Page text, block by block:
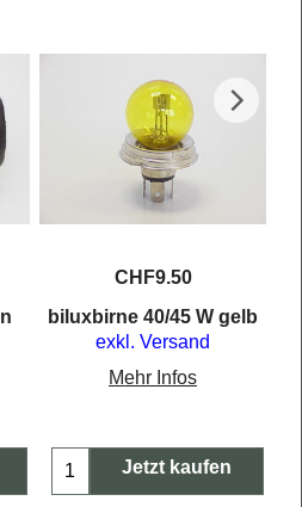
CHF9.50
biluxbirne 40/45 W gelb
exkl. Versand
Mehr Infos
Jetzt kaufen